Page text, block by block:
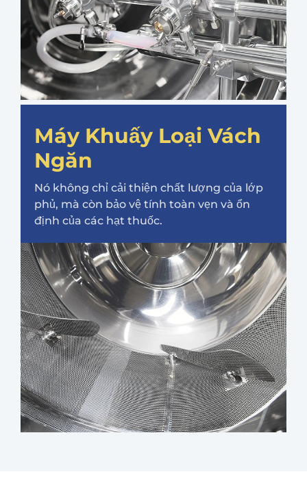
Máy Khuấy Loại Vách
Ngăn
Nó không chỉ cải thiện chất lượng của lớp
phủ, mà còn bảo vệ tính toàn vẹn và ổn
định của các hạt thuốc.